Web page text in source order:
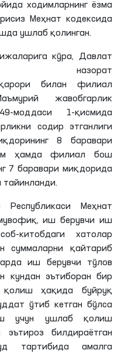
ходимларнинг ёзма
Меҳнат кодексида
ушлаб қолинган.
кўра, Давлат
қарори билан филиал
жавобгарлик
моддаси 1-қисмида
содир этганлиги
8 баравари
ҳамда филиал бош
7 баравари миқдорида
Республикаси Меҳнат
иш берувчи иш
китобдаги хатолар
суммаларни қайтариб
иш берувчи тўлов
кундан эътиборан бир
ҳақида буйруқ
ўтиб кетган бўлса
учун ушлаб қолиш
билдираётган
тартибида амалга